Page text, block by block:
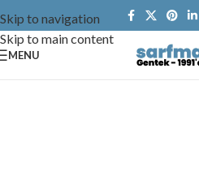
Skip to navigation
Skip to main content
MENU